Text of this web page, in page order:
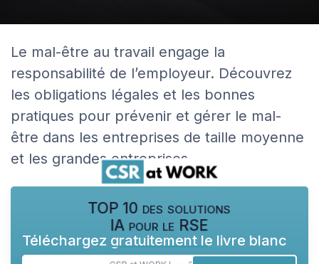
Le mal-être au travail engage la
responsabilité de l’employeur. Découvrez
les obligations légales et les bonnes
pratiques pour prévenir et gérer le mal-
être dans les entreprises de taille moyenne
et les grandes entreprises.
TOP 10 des solutions
IA pour le RSE
Téléchargez gratuitement le livre blanc